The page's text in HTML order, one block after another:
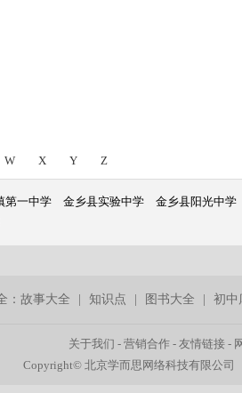
W X Y Z
第一中学 金乡县实验中学
金乡县阳光中学
：故事大全 |知识点 图书大全 |初中
关于我们 -营销合作 -友情链接 -
Copyright© 北京学而思网络科技有限公司